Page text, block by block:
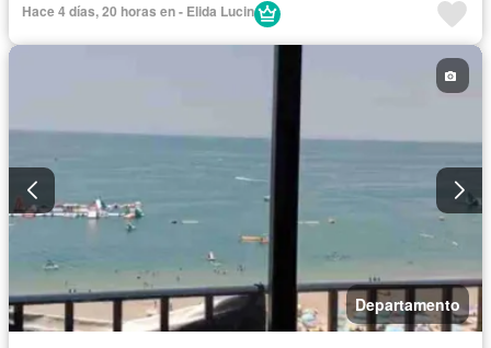
Hace 4 días, 20 horas en - Elida Lucin
Departamento